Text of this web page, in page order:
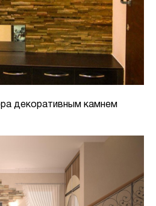
декоративным камнем